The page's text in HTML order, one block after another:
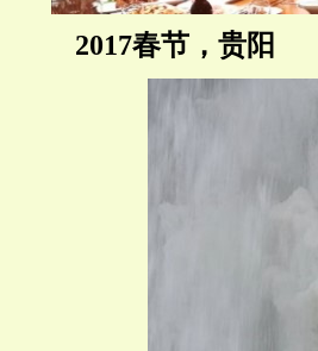
2017春节，贵阳